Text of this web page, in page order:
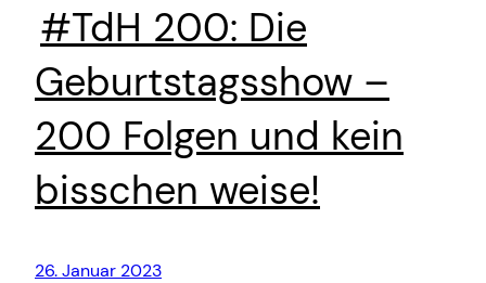
#TdH 200: Die
Geburtstagsshow –
200 Folgen und kein
bisschen weise!
26. Januar 2023